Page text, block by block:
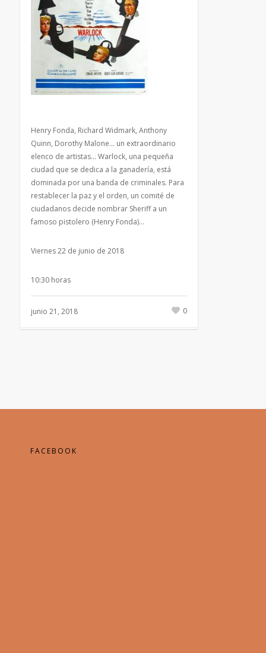
Henry Fonda, Richard Widmark, Anthony
Quinn, Dorothy Malone… un extraordinario
elenco de artistas… Warlock, una pequeña
ciudad que se dedica a la ganadería, está
dominada por una banda de criminales. Para
restablecer la paz y el orden, un comité de
ciudadanos decide nombrar Sheriff a un
famoso pistolero (Henry Fonda)…
Viernes 22 de junio de 2018
10:30 horas
junio 21, 2018 0
FACEBOOK